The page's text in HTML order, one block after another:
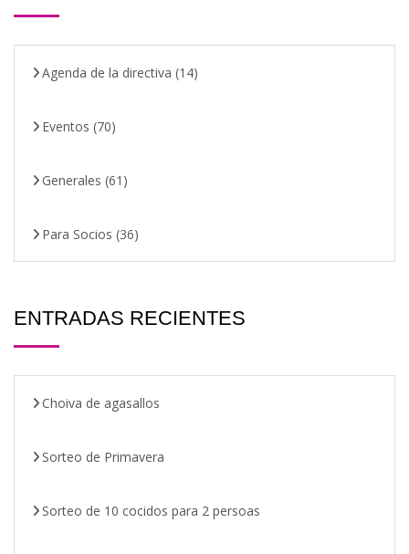
Agenda de la directiva (14)
Eventos (70)
Generales (61)
Para Socios (36)
ENTRADAS RECIENTES
Choiva de agasallos
Sorteo de Primavera
Sorteo de 10 cocidos para 2 persoas